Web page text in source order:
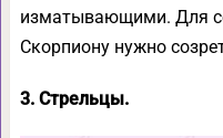
изматывающими. Для
Скорпиону нужно
3. Стрельцы.